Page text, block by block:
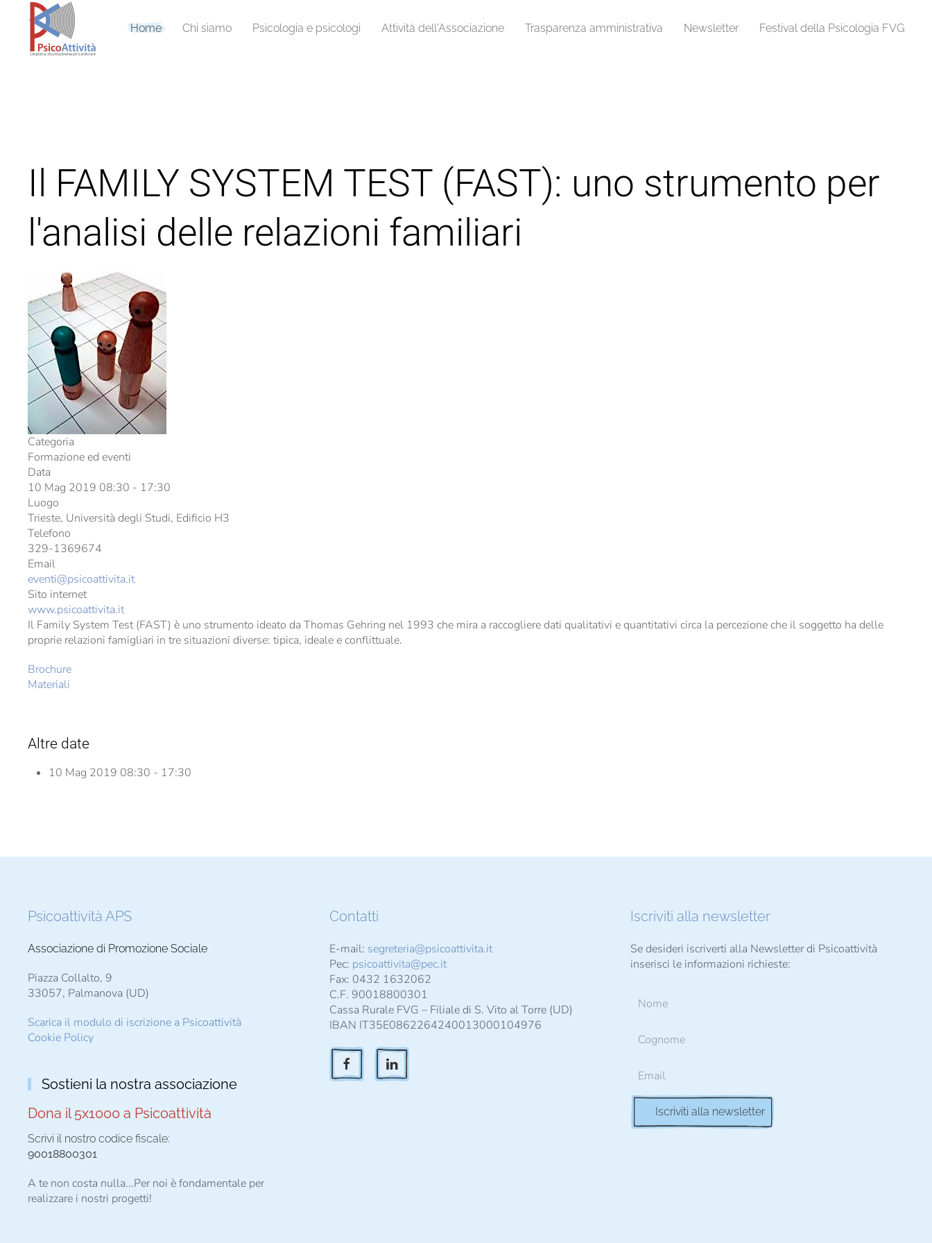
Home Chi siamo Psicologia e psicologi Attività dell'Associazione Trasparenza amministrativa Newsletter Festival della Psicologia FVG
Il FAMILY SYSTEM TEST (FAST): uno strumento per
l'analisi delle relazioni familiari
Categoria
Formazione ed eventi
Data
10 Mag 2019 08:30 - 17:30
Luogo
Trieste, Università degli Studi, Edificio H3
Telefono
329-1369674
Email
eventi@psicoattivita.it
Sito internet
www.psicoattivita.it
Il Family System Test (FAST) è uno strumento ideato da Thomas Gehring nel 1993 che mira a raccogliere dati qualitativi e quantitativi circa la percezione che il soggetto ha delle
proprie relazioni famigliari in tre situazioni diverse: tipica, ideale e conflittuale.
Brochure
Materiali
Altre date
10 Mag 2019 08:30 - 17:30
Psicoattività APS
Associazione di Promozione Sociale
Piazza Collalto, 9
33057, Palmanova (UD)
Scarica il modulo di iscrizione a Psicoattività
Cookie Policy
Sostieni la nostra associazione
Dona il 5x1000 a Psicoattività
Scrivi il nostro codice fiscale:
90018800301
A te non costa nulla...Per noi è fondamentale per
realizzare i nostri progetti!
Contatti
E-mail: segreteria@psicoattivita.it
Pec: psicoattivita@pec.it
Fax: 0432 1632062
C.F. 90018800301
Cassa Rurale FVG – Filiale di S. Vito al Torre (UD)
IBAN IT35E0862264240013000104976
Iscriviti alla newsletter
Se desideri iscriverti alla Newsletter di Psicoattività
inserisci le informazioni richieste: